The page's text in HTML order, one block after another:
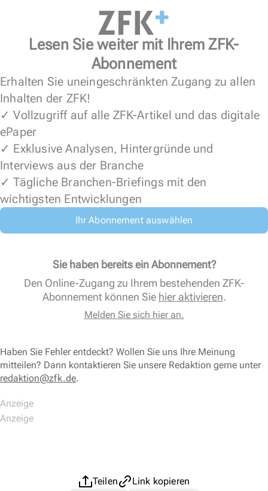
Lesen Sie weiter mit Ihrem ZFK-
Abonnement
Erhalten Sie uneingeschränkten Zugang zu allen
Inhalten der ZFK!
✓ Vollzugriff auf alle ZFK-Artikel und das digitale
ePaper
✓ Exklusive Analysen, Hintergründe und
Interviews aus der Branche
✓ Tägliche Branchen-Briefings mit den
wichtigsten Entwicklungen
Ihr Abonnement auswählen
Sie haben bereits ein Abonnement?
Den Online-Zugang zu Ihrem bestehenden ZFK-
Abonnement können Sie hier aktivieren.
Melden Sie sich hier an.
Haben Sie Fehler entdeckt? Wollen Sie uns Ihre Meinung
mitteilen? Dann kontaktieren Sie unsere Redaktion gerne unter
redaktion@zfk.de.
Teilen
Link kopieren